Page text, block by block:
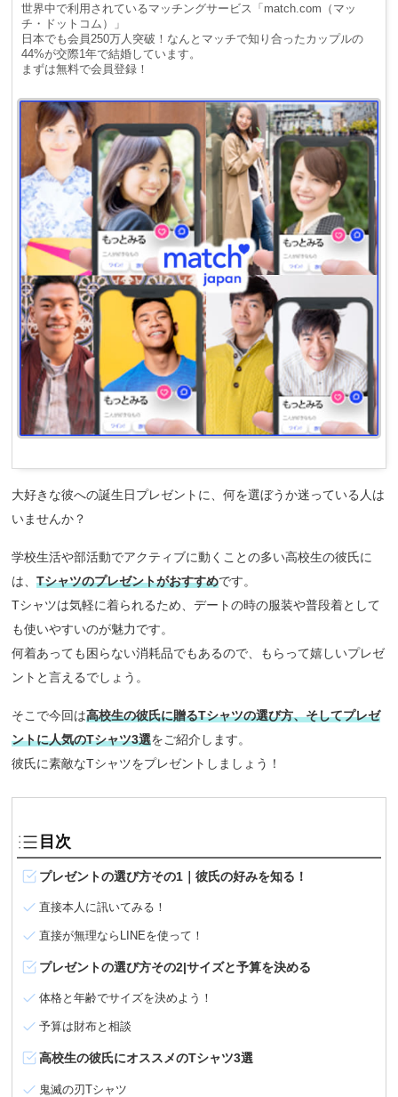
世界中で利用されているマッチングサービス「match.com（マッ
チ・ドットコム）」
日本でも会員250万人突破！なんとマッチで知り合ったカップルの
44%が交際1年で結婚しています。
まずは無料で会員登録！
大好きな彼への誕生日プレゼントに、何を選ぼうか迷っている人は
いませんか？
学校生活や部活動でアクティブに動くことの多い高校生の彼氏に
は、Tシャツのプレゼントがおすすめです。
Tシャツは気軽に着られるため、デートの時の服装や普段着として
も使いやすいのが魅力です。
何着あっても困らない消耗品でもあるので、もらって嬉しいプレゼ
ントと言えるでしょう。
そこで今回は高校生の彼氏に贈るTシャツの選び方、そしてプレゼ
ントに人気のTシャツ3選をご紹介します。
彼氏に素敵なTシャツをプレゼントしましょう！
目次
プレゼントの選び方その1｜彼氏の好みを知る！
直接本人に訊いてみる！
直接が無理ならLINEを使って！
プレゼントの選び方その2|サイズと予算を決める
体格と年齢でサイズを決めよう！
予算は財布と相談
高校生の彼氏にオススメのTシャツ3選
鬼滅の刃Tシャツ